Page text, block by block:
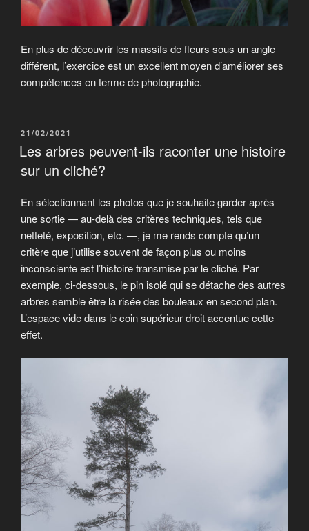
En plus de découvrir les massifs de fleurs sous un angle
différent, l’exercice est un excellent moyen d’améliorer ses
compétences en terme de photographie.
PUBLIÉ
LE
21/02/2021
Les arbres peuvent-ils raconter une histoire
sur un cliché?
En sélectionnant les photos que je souhaite garder après
une sortie — au-delà des critères techniques, tels que
netteté, exposition, etc. —, je me rends compte qu’un
critère que j’utilise souvent de façon plus ou moins
inconsciente est l’histoire transmise par le cliché. Par
exemple, ci-dessous, le pin isolé qui se détache des autres
arbres semble être la risée des bouleaux en second plan.
L’espace vide dans le coin supérieur droit accentue cette
effet.